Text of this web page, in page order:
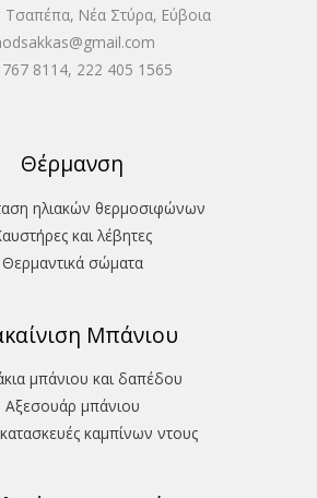
Τσαπέπα, Νέα Στύρα, Εύβοια
8114, 222 405 1565
Θέρμανση
ηλιακών θερμοσιφώνων
και λέβητες
Θερμαντικά σώματα
Μπάνιου
μπάνιου και δαπέδου
Aξεσουάρ μπάνιου
κατασκευές καμπίνων ντους